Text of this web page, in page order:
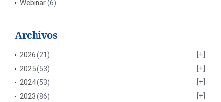
Webinar(6)
Archivos
2026 (21)
2025(53)
2024(53)
2023 (86)